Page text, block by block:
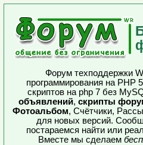
Форум техподдержки
программирования на PHP
скриптов на php 7 без
объявлений, скрипты
Фотоальбом, Счётчики,
для новых версий.
постараемся найти или
Вместе мы сделаем